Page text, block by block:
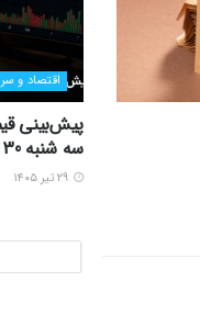
اقتصاد و
پیش‌بینی
سه شنبه 30 تیر 1405